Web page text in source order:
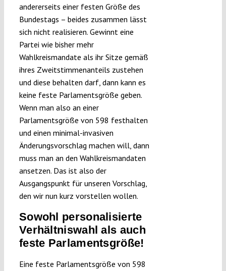
andererseits einer festen Größe des
Bundestags – beides zusammen lässt
sich nicht realisieren. Gewinnt eine
Partei wie bisher mehr
Wahlkreismandate als ihr Sitze gemäß
ihres Zweitstimmenanteils zustehen
und diese behalten darf, dann kann es
keine feste Parlamentsgröße geben.
Wenn man also an einer
Parlamentsgröße von 598 festhalten
und einen minimal-invasiven
Änderungsvorschlag machen will, dann
muss man an den Wahlkreismandaten
ansetzen. Das ist also der
Ausgangspunkt für unseren Vorschlag,
den wir nun kurz vorstellen wollen.
Sowohl personalisierte
Verhältniswahl als auch
feste Parlamentsgröße!
Eine feste Parlamentsgröße von 598